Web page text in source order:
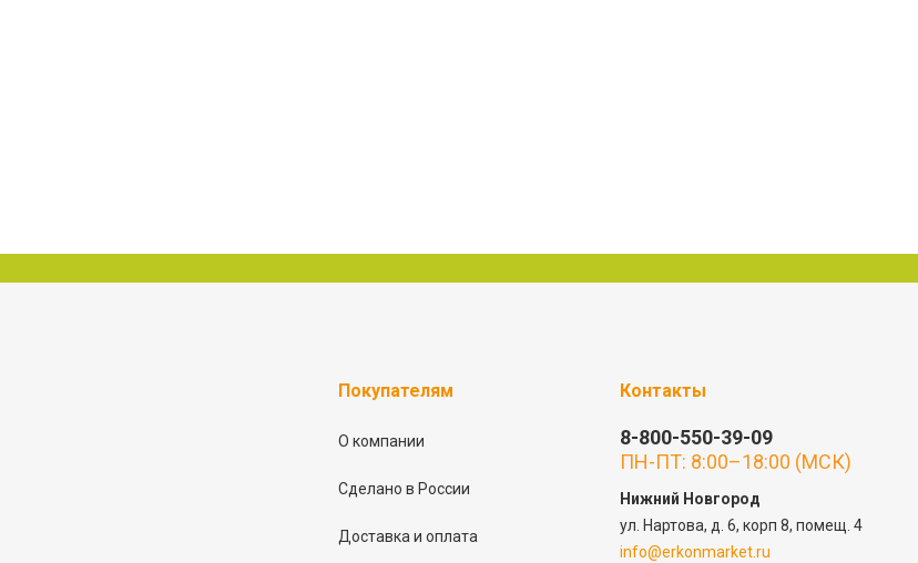
Покупателям
О компании
Сделано в России
Доставка и оплата
Контакты
8-800-550-39-09
ПН-ПТ: 8:00–18:00 (МСК)
Нижний Новгород
ул. Нартова, д. 6, корп 8, помещ. 4
info@erkonmarket.ru